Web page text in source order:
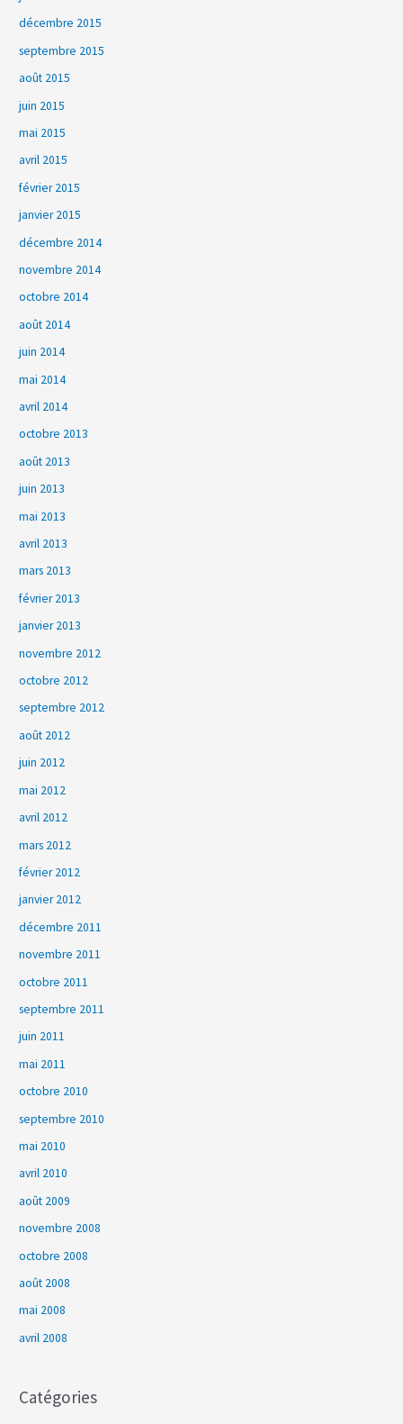
décembre 2015
septembre 2015
août 2015
juin 2015
mai 2015
avril 2015
février 2015
janvier 2015
décembre 2014
novembre 2014
octobre 2014
août 2014
juin 2014
mai 2014
avril 2014
octobre 2013
août 2013
juin 2013
mai 2013
avril 2013
mars 2013
février 2013
janvier 2013
novembre 2012
octobre 2012
septembre 2012
août 2012
juin 2012
mai 2012
avril 2012
mars 2012
février 2012
janvier 2012
décembre 2011
novembre 2011
octobre 2011
septembre 2011
juin 2011
mai 2011
octobre 2010
septembre 2010
mai 2010
avril 2010
août 2009
novembre 2008
octobre 2008
août 2008
mai 2008
avril 2008
Catégories